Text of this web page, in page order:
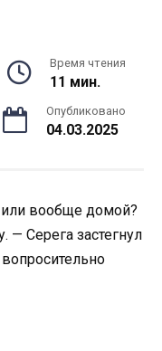
Время чтения
11 мин.
Опубликовано
04.03.2025
вообще домой?
— Серега застегнул